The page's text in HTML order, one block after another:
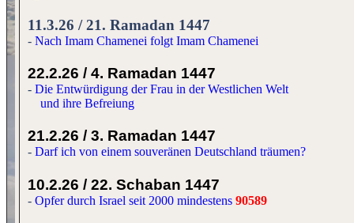
11.3.26 / 21. Ramadan 1447
- Nach Imam Chamenei folgt Imam Chamenei
22.2.26 / 4. Ramadan 1447
- Die Entwürdigung der Frau in der Westlichen Welt
und ihre Befreiung
21.2.26 / 3. Ramadan 1447
- Darf ich von einem souveränen Deutschland träumen?
10.2.26 / 22. Schaban 1447
- Opfer durch Israel seit 2000 mindestens 90589